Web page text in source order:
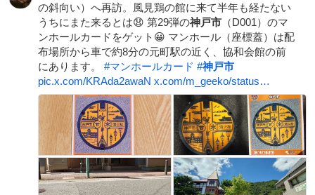
の斜向い）へ再訪。風見鶏の館に来て半年も経たない
うちにまた来るとは😧 第29弾の神戸市 （D001）のマ
ンホールカードをゲット😀 マンホール（座標蓋）は配
布場所から車で約8分の元町駅の近く、協和会館の前
にあります。 #マンホールカード #神戸市
pic.x.com/KRAda2awaN x.com/m_geeko/status…